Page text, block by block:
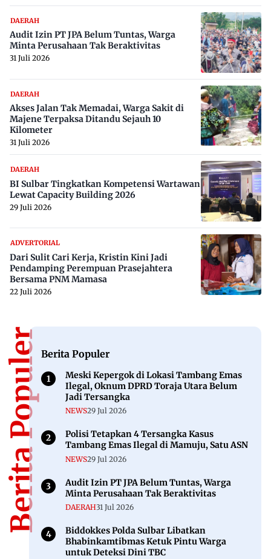
DAERAH
Audit Izin PT JPA Belum Tuntas, Warga
Minta Perusahaan Tak Beraktivitas
31 Juli 2026
DAERAH
Akses Jalan Tak Memadai, Warga Sakit di
Majene Terpaksa Ditandu Sejauh 10
Kilometer
31 Juli 2026
DAERAH
BI Sulbar Tingkatkan Kompetensi Wartawan
Lewat Capacity Building 2026
29 Juli 2026
ADVERTORIAL
Dari Sulit Cari Kerja, Kristin Kini Jadi
Pendamping Perempuan Prasejahtera
Bersama PNM Mamasa
22 Juli 2026
Berita PopulerBerita Populer
Meski Kepergok di Lokasi Tambang Emas
Ilegal, Oknum DPRD Toraja Utara Belum
Jadi Tersangka
NEWS29 Jul 2026
Polisi Tetapkan 4 Tersangka Kasus
Tambang Emas Ilegal di Mamuju, Satu ASN
NEWS29 Jul 2026
Audit Izin PT JPA Belum Tuntas, Warga
Minta Perusahaan Tak Beraktivitas
DAERAH31 Jul 2026
Biddokkes Polda Sulbar Libatkan
Bhabinkamtibmas Ketuk Pintu Warga
untuk Deteksi Dini TBC